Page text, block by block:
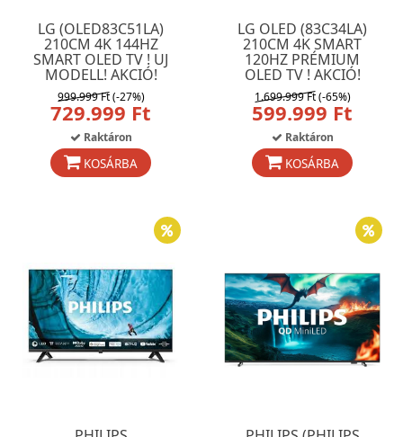
LG (OLED83C51LA)
210CM 4K 144HZ
SMART OLED TV ! UJ
MODELL! AKCIÓ!
999.999 Ft(-27%)
729.999 Ft
Raktáron
KOSÁRBA
LG OLED (83C34LA)
210CM 4K SMART
120HZ PRÉMIUM
OLED TV ! AKCIÓ!
1.699.999 Ft(-65%)
599.999 Ft
Raktáron
KOSÁRBA